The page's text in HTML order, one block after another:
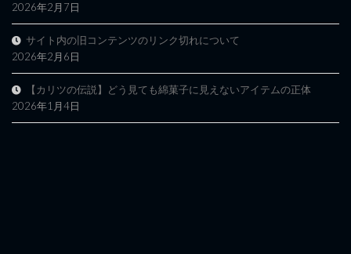
2026年2月7日
サイト内の旧コンテンツのリンク切れについて
2026年2月6日
【カリツの伝説】どう見ても綿菓子に見えないアイテムの正体
2026年1月4日